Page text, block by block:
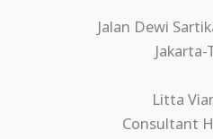
Jalan Dewi
Litta
Consultant